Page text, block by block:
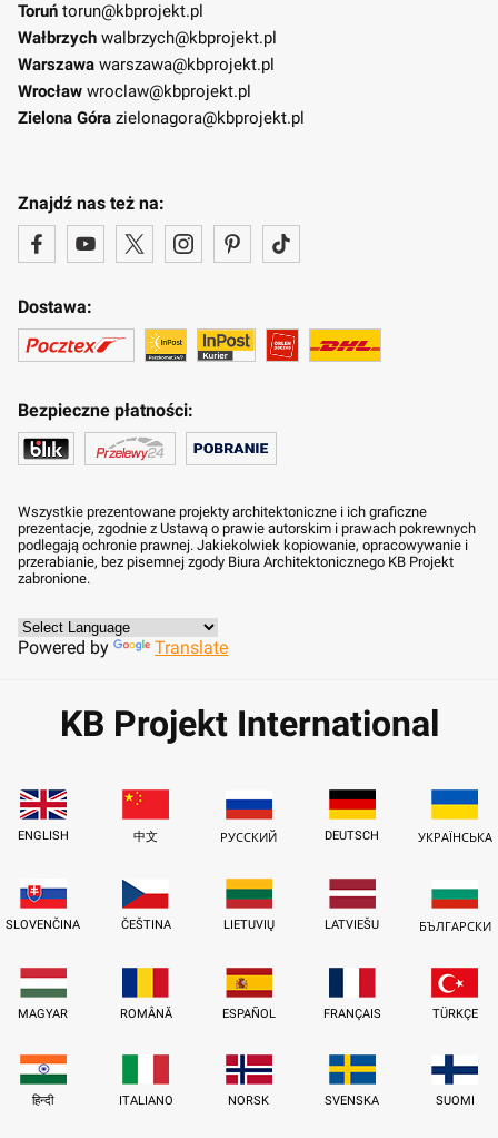
Toruń torun@kbprojekt.pl
Wałbrzych walbrzych@kbprojekt.pl
Warszawa warszawa@kbprojekt.pl
Wrocław wroclaw@kbprojekt.pl
Zielona Góra zielonagora@kbprojekt.pl
Znajdź nas też na:
Dostawa:
Bezpieczne płatności:
Wszystkie prezentowane projekty architektoniczne i ich graficzne
prezentacje, zgodnie z Ustawą o prawie autorskim i prawach pokrewnych
podlegają ochronie prawnej. Jakiekolwiek kopiowanie, opracowywanie i
przerabianie, bez pisemnej zgody Biura Architektonicznego KB Projekt
zabronione.
Powered by Translate
KB Projekt International
ENGLISH 中文 РУССКИЙ DEUTSCH УКРАЇНСЬКА
SLOVENČINA ČEŠTINA LIETUVIŲ LATVIEŠU БЪЛГАРСКИ
MAGYAR ROMÂNĂ ESPAÑOL FRANÇAIS TÜRKÇE
हिन्दी ITALIANO NORSK SVENSKA SUOMI